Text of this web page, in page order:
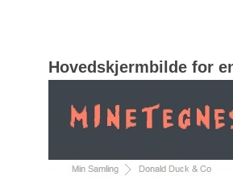
Hovedskjermbilde for